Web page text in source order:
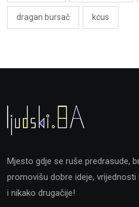
dragan bursač kcus
Mjesto gdje se ruše predrasude,
promovišu dobre ideje,
i nikako drugačije!